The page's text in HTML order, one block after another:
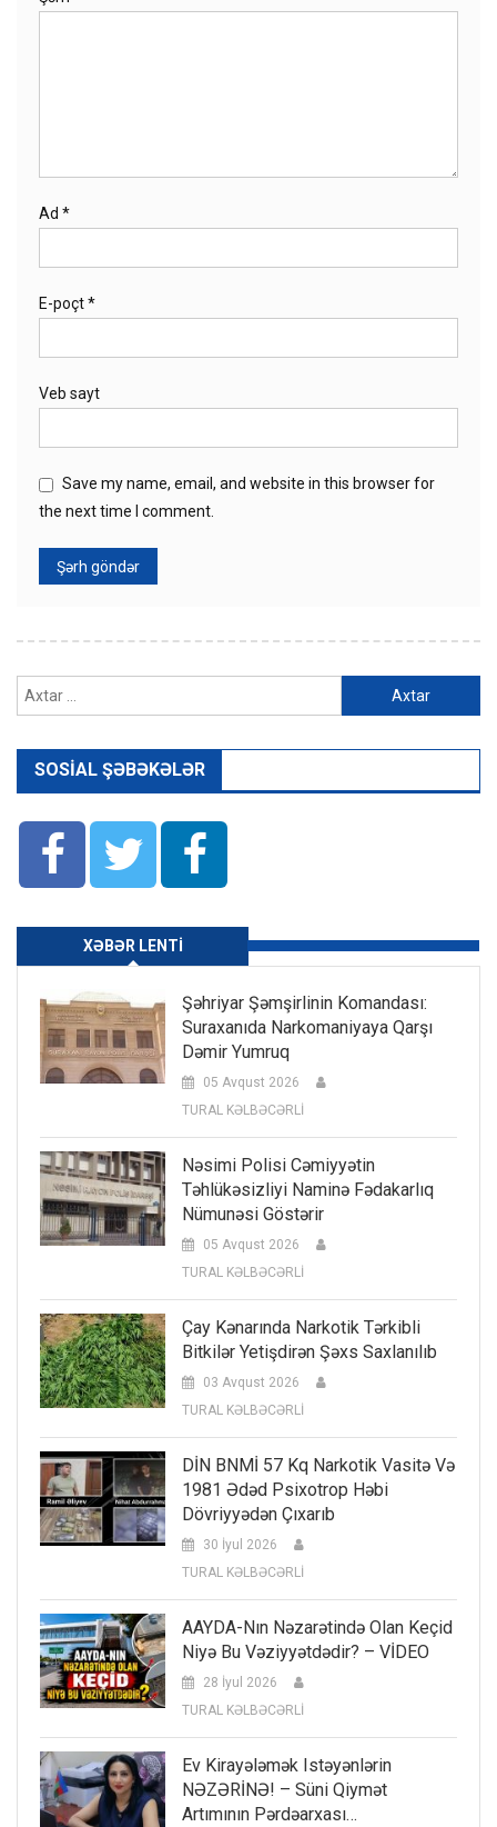
Ad *
E-poçt*
Veb sayt
Save my name, email, and website in this browser for
the next time I comment.
SOSIAL ŞƏBƏKƏLƏR
XƏBƏR LENTI
Şəhriyar Şəmşirlinin Komandası:
Suraxanıda Narkomaniyaya Qarşı
Dəmir Yumruq
05 Avqust 2026
TURAL KƏLBƏCƏRLİ
Nəsimi Polisi Cəmiyyətin
Təhlükəsizliyi Naminə Fədakarlıq
Nümunəsi Göstərir
05 Avqust 2026
TURAL KƏLBƏCƏRLİ
Çay Kənarında Narkotik Tərkibli
Bitkilər Yetişdirən Şəxs Saxlanılıb
03 Avqust 2026
TURAL KƏLBƏCƏRLİ
DİN BNMİ 57 Kq Narkotik Vasitə Və
1981 Ədəd Psixotrop Həbi
Dövriyyədən Çıxarıb
30 İyul 2026
TURAL KƏLBƏCƏRLİ
AAYDA-Nın Nəzarətində Olan Keçid
Niyə Bu Vəziyyətdədir? – VİDEO
28 İyul 2026
TURAL KƏLBƏCƏRLİ
Ev Kirayələmək Istəyənlərin
NƏZƏRİNƏ! – Süni Qiymət
Artımının Pərdəarxası…